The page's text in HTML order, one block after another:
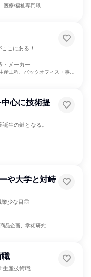
医療/福祉専門職
こにある！
・メーカー
ス・事務・受付、営業、カスタマーサクセス、学術研究、SCM/生産管理/購買/物流、総務、建築/土木/プラント専門職
心に技術提
生の鍵となる。
や大学と対峙
業少な目◎
品企画、学術研究
職
生産技術職